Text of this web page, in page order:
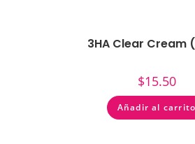
3HA Clear Cream
$15.50
Añadir al carrito